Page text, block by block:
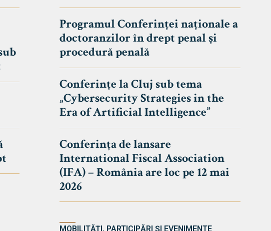
Avizier Studenți
Erasmus & Internațional
Facultății
Bibliotecă & Reviste
Programul Conferinței naționale a
doctoranzilor în drept penal și
procedură penală
Conferințe la Cluj sub tema
„Cybersecurity Strategies in the
Era of Artificial Intelligence”
Conferința de lansare
International Fiscal Association
(IFA) – România are loc pe 12 mai
2026
MOBILITĂȚI, PARTICIPĂRI ȘI EVENIMENTE